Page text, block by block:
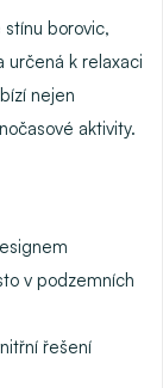
stínu borovic,
určená k relaxaci
nejen
aktivity.
v podzemních
řešení